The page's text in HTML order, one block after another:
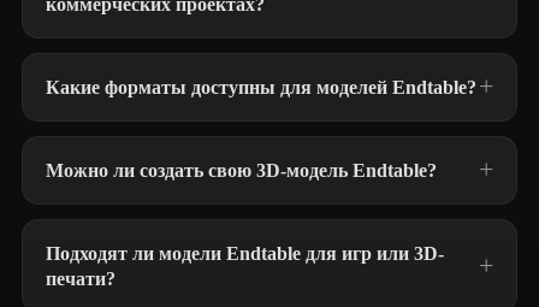
коммерческих проектах?
Какие форматы доступны для моделей Endtable?
Можно ли создать свою 3D-модель Endtable?
Подходят ли модели Endtable для игр или 3D-
печати?